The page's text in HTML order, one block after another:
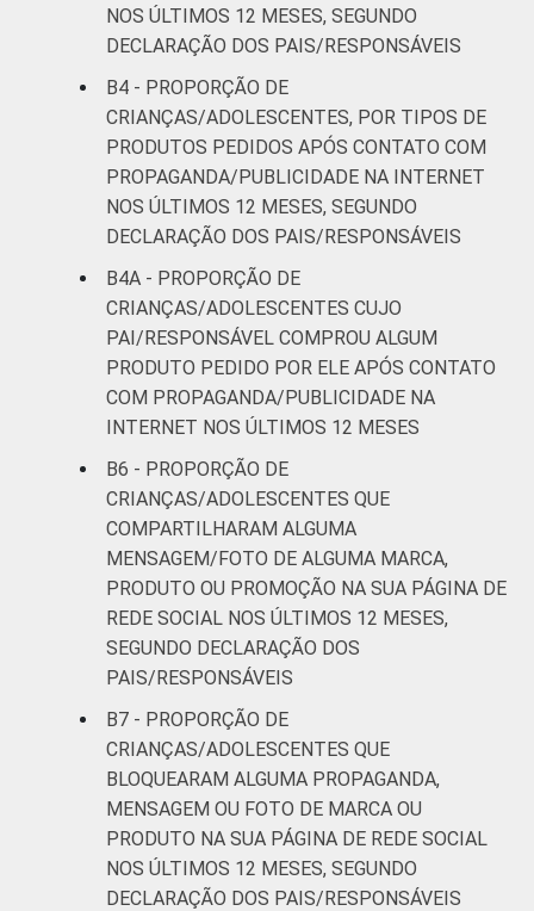
NOS ÚLTIMOS 12 MESES, SEGUNDO
DECLARAÇÃO DOS PAIS/RESPONSÁVEIS
B4 - PROPORÇÃO DE
CRIANÇAS/ADOLESCENTES, POR TIPOS DE
PRODUTOS PEDIDOS APÓS CONTATO COM
PROPAGANDA/PUBLICIDADE NA INTERNET
NOS ÚLTIMOS 12 MESES, SEGUNDO
DECLARAÇÃO DOS PAIS/RESPONSÁVEIS
B4A - PROPORÇÃO DE
CRIANÇAS/ADOLESCENTES CUJO
PAI/RESPONSÁVEL COMPROU ALGUM
PRODUTO PEDIDO POR ELE APÓS CONTATO
COM PROPAGANDA/PUBLICIDADE NA
INTERNET NOS ÚLTIMOS 12 MESES
B6 - PROPORÇÃO DE
CRIANÇAS/ADOLESCENTES QUE
COMPARTILHARAM ALGUMA
MENSAGEM/FOTO DE ALGUMA MARCA,
PRODUTO OU PROMOÇÃO NA SUA PÁGINA DE
REDE SOCIAL NOS ÚLTIMOS 12 MESES,
SEGUNDO DECLARAÇÃO DOS
PAIS/RESPONSÁVEIS
B7 - PROPORÇÃO DE
CRIANÇAS/ADOLESCENTES QUE
BLOQUEARAM ALGUMA PROPAGANDA,
MENSAGEM OU FOTO DE MARCA OU
PRODUTO NA SUA PÁGINA DE REDE SOCIAL
NOS ÚLTIMOS 12 MESES, SEGUNDO
DECLARAÇÃO DOS PAIS/RESPONSÁVEIS